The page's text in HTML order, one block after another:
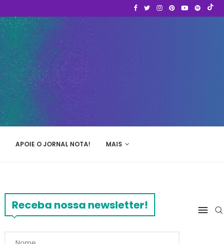
APOIE O JORNAL NOTA! MAIS
Receba nossa newsletter!